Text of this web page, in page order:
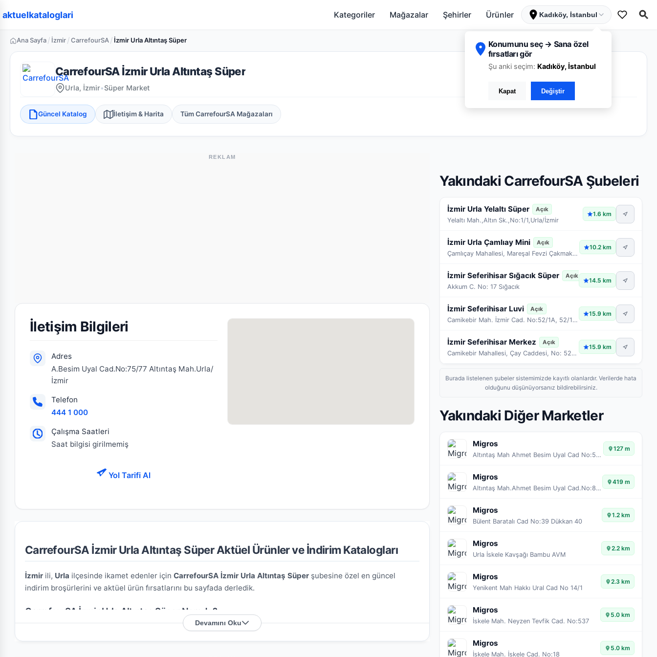
aktuelkataloglari Kategoriler Mağazalar Şehirler Ürünler Kadıköy, İstanbul
Konumunu seç → Sana özel
fırsatları gör
Şu anki seçim: Kadıköy, İstanbul
Kapat Değiştir
Ana Sayfa/ İzmir/CarrefourSA/ İzmir Urla Altıntaş Süper
CarrefourSA İzmir Urla Altıntaş Süper
Urla, İzmir•Süper Market
Güncel Katalog İletişim & Harita Tüm CarrefourSA Mağazaları
REKLAM
İletişim Bilgileri
Adres
A.Besim Uyal Cad.No:75/77 Altıntaş Mah.Urla/
İzmir
Telefon
444 1 000
Çalışma Saatleri
Saat bilgisi girilmemiş
Yol Tarifi Al
CarrefourSA İzmir Urla Altıntaş Süper Aktüel Ürünler ve İndirim Katalogları
İzmir ili, Urla ilçesinde ikamet edenler için CarrefourSA İzmir Urla Altıntaş Süper şubesine özel en güncel
indirim broşürlerini ve aktüel ürün fırsatlarını bu sayfada derledik.
CarrefourSA İzmir Urla Altıntaş Süper Nerede?
A.Besim Uyal Cad.No:75/77 Altıntaş Mah.Urla/İzmir
konumu kullanarak mağazaya kolayca ulaşım sağlayabilirsiniz.
Devamını Oku
Yakındaki CarrefourSA Şubeleri
İzmir Urla Yelaltı Süper Açık
Yelaltı Mah.,Altın Sk.,No:1/1,Urla/İzmir
1.6 km
İzmir Urla Çamlıay Mini Açık
Çamlıçay Mahallesi, Mareşal Fevzi Çakmak Bulvarı, No: 39
10.2 km
İzmir Seferihisar Sığacık Süper Açık
Akkum C. No: 17 Sığacık
14.5 km
İzmir Seferihisar Luvi Açık
Camikebir Mah. İzmir Cad. No:52/1A, 52/1B, 52/2A, 52/2B
15.9 km
İzmir Seferihisar Merkez Açık
Camikebir Mahallesi, Çay Caddesi, No: 52 ve 54
15.9 km
Burada listelenen şubeler sistemimizde kayıtlı olanlardır. Verilerde hata
olduğunu düşünüyorsanız bildirebilirsiniz.
Yakındaki Diğer Marketler
Migros
Altıntaş Mah Ahmet Besim Uyal Cad No:56/A
127 m
Migros
Altıntaş Mah.Ahmet Besim Uyal Cad.No:8/3B
419 m
Migros
Bülent Baratalı Cad No:39 Dükkan 40
1.2 km
Migros
Urla İskele Kavşağı Bambu AVM
2.2 km
Migros
Yenikent Mah Hakkı Ural Cad No 14/1
2.3 km
Migros
İskele Mah. Neyzen Tevfik Cad. No:537
5.0 km
Migros
İskele Mah. İskele Cad. No:18
5.0 km